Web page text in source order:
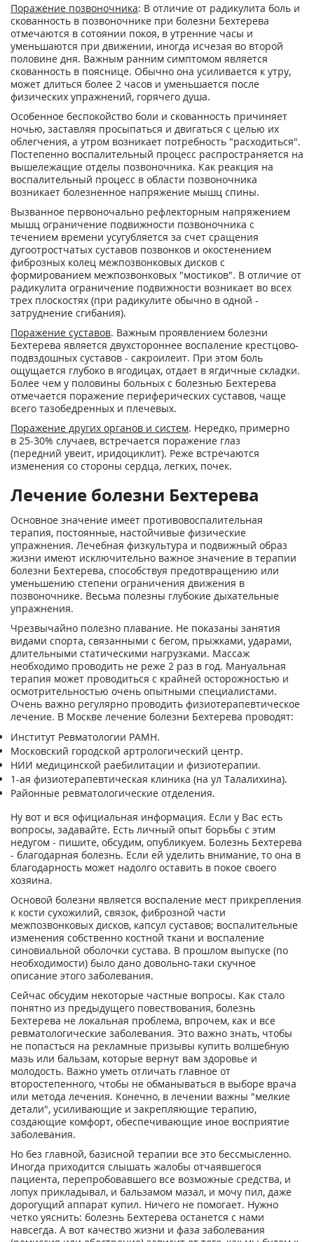
Поражение позвоночника: В отличие от радикулита боль и
скованность в позвоночнике при болезни Бехтерева
отмечаются в сотоянии покоя, в утренние часы и
уменьшаются при движении, иногда исчезая во второй
половине дня. Важным ранним симптомом является
скованность в пояснице. Обычно она усиливается к утру,
может длиться более 2 часов и уменьшается после
физических упражнений, горячего душа.
Особенное беспокойство боли и скованность причиняет
ночью, заставляя просыпаться и двигаться с целью их
облегчения, а утром возникает потребность "расходиться".
Постепенно воспалительный процесс распространяется на
вышележащие отделы позвоночника. Как реакция на
воспалительный процесс в области позвоночника
возникает болезненное напряжение мышц спины.
Вызванное первоночально рефлекторным напряжением
мышц ограничение подвижности позвоночника с
течением времени усугубляется за счет сращения
дугоотростчатых суставов позвонков и окостенением
фиброзных колец межпозвонковых дисков с
формированием межпозвонковых "мостиков". В отличие от
радикулита ограничение подвижности возникает во всех
трех плоскостях (при радикулите обычно в одной -
затруднение сгибания).
Поражение суставов. Важным проявлением болезни
Бехтерева является двухстороннее воспаление крестцово-
подвздошных суставов - сакроилеит. При этом боль
ощущается глубоко в ягодицах, отдает в ягдичные складки.
Более чем у половины больных с болезнью Бехтерева
отмечается поражение периферических суставов, чаще
всего тазобедренных и плечевых.
Поражение других органов и систем. Нередко, примерно
в 25-30% случаев, встречается поражение глаз
(передний увеит, иридоциклит). Реже встречаются
изменения со стороны сердца, легких, почек.
Лечение болезни Бехтерева
Основное значение имеет противовоспалительная
терапия, постоянные, настойчивые физические
упражнения. Лечебная физкультура и подвижный образ
жизни имеют исключительно важное значение в терапии
болезни Бехтерева, способствуя предотвращению или
уменьшению степени ограничения движения в
позвоночнике. Весьма полезны глубокие дыхательные
упражнения.
Чрезвычайно полезно плавание. Не показаны занятия
видами спорта, связанными с бегом, прыжками, ударами,
длительными статическими нагрузками. Массаж
необходимо проводить не реже 2 раз в год. Мануальная
терапия может проводиться с крайней осторожностью и
осмотрительностью очень опытными специалистами.
Очень важно регулярно проводить физиотерапевтическое
лечение. В Москве лечение болезни Бехтерева проводят:
Институт Ревматологии РАМН.
Московский городской артрологический центр.
НИИ медицинской раебилитации и физиотерапии.
1-ая физиотерапевтическая клиника (на ул Талалихина).
Районные ревматологические отделения.
Ну вот и вся официальная информация. Если у Вас есть
вопросы, задавайте. Есть личный опыт борьбы с этим
недугом - пишите, обсудим, опубликуем. Болезнь Бехтерева
- благодарная болезнь. Если ей уделить внимание, то она в
благодарность может надолго оставить в покое своего
хозяина.
Основой болезни является воспаление мест прикрепления
к кости сухожилий, связок, фиброзной части
межпозвонковых дисков, капсул суставов; воспалительные
изменения собственно костной ткани и воспаление
синовиальной оболочки сустава. В прошлом выпуске (по
необходимости) было дано довольно-таки скучное
описание этого заболевания.
Сейчас обсудим некоторые частные вопросы. Как стало
понятно из предыдущего повествования, болезнь
Бехтерева не локальная проблема, впрочем, как и все
ревматологические заболевания. Это важно знать, чтобы
не попасться на рекламные призывы купить волшебную
мазь или бальзам, которые вернут вам здоровье и
молодость. Важно уметь отличать главное от
второстепенного, чтобы не обманываться в выборе врача
или метода лечения. Конечно, в лечении важны "мелкие
детали", усиливающие и закрепляющие терапию,
создающие комфорт, обеспечивающие иное восприятие
заболевания.
Но без главной, базисной терапии все это бессмысленно.
Иногда приходится слышать жалобы отчаявшегося
пациента, перепробовавшего все возможные средства, и
лопух прикладывал, и бальзамом мазал, и мочу пил, даже
дорогущий аппарат купил. Ничего не помогает. Нужно
четко уяснить: болезнь Бехтерева останется с нами
навсегда. А вот качество жизни и фаза заболевания